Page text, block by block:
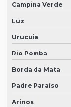
Campina Verde
Luz
Urucuia
Rio Pomba
Borda da Mata
Padre Paraíso
Arinos